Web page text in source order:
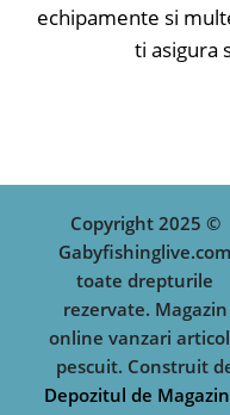
echipamente si
ti asigura
Copyright 2025 ©
Gabyfishinglive.com
toate drepturile
rezervate. Magazin
online vanzari
pescuit. Construit
Depozitul de